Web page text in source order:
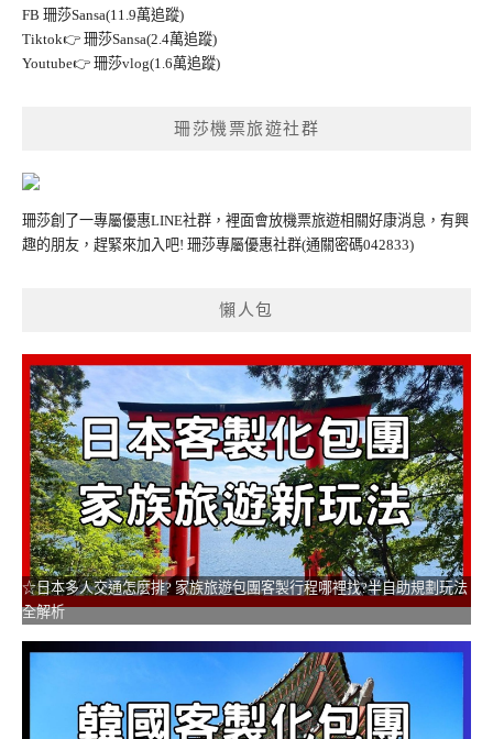
FB 珊莎Sansa(11.9萬追蹤)
Tiktok👉 珊莎Sansa(2.4萬追蹤)
Youtube👉 珊莎vlog(1.6萬追蹤)
珊莎機票旅遊社群
珊莎創了一專屬優惠LINE社群，裡面會放機票旅遊相關好康消息，有興
趣的朋友，趕緊來加入吧! 珊莎專屬優惠社群(通關密碼042833)
懶人包
☆日本多人交通怎麼排? 家族旅遊包團客製行程哪裡找?半自助規劃玩法
全解析